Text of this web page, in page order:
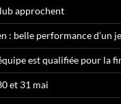
approchent
: belle performance d’un
est qualifiée pour la
et 31 mai